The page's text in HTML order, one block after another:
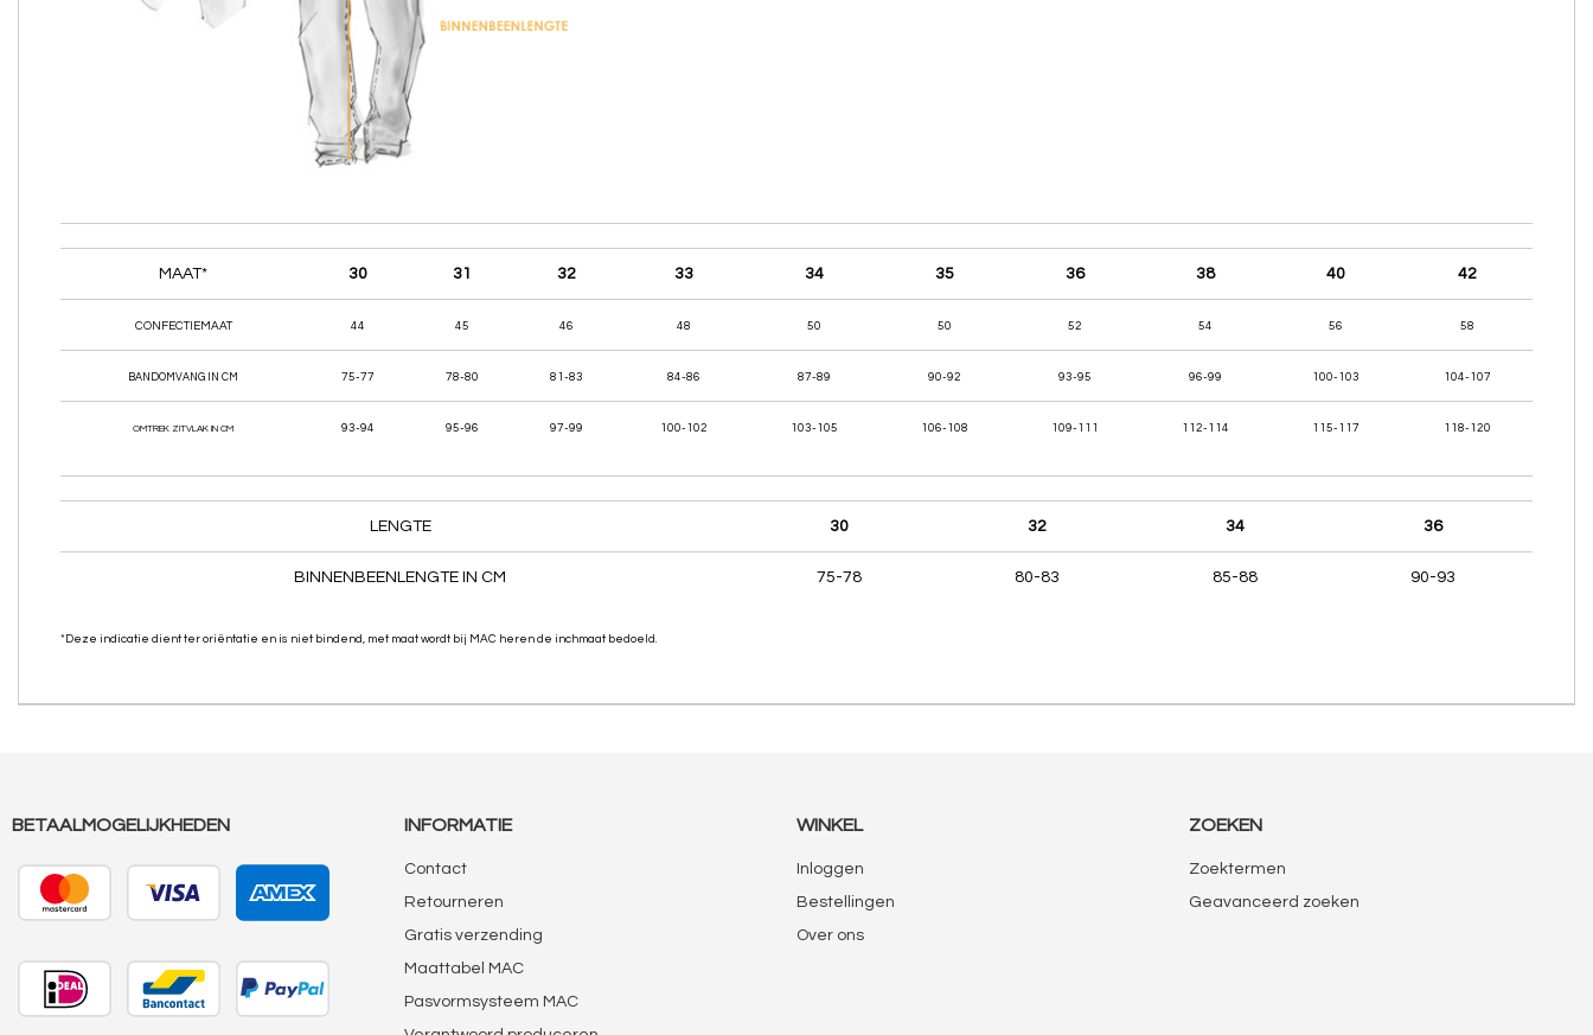
MAAT* 30 31 32 33 34 35 36 38 40 42
CONFECTIEMAAT 44 45 46 48 50 50 52 54 56 58
BANDOMVANG IN CM 75-77 78-80 81-83 84-86 87-89 90-92 93-95 96-99 100-103 104-107
OMTREK ZITVLAK IN CM 93-94 95-96 97-99 100-102 103-105 106-108 109-111 112-114 115-117 118-120
LENGTE 30 32 34 36
BINNENBEENLENGTE IN CM 75-78 80-83 85-88 90-93
*Deze indicatie dient ter oriëntatie en is niet bindend, met maat wordt bij MAC heren de inchmaat bedoeld.
BETAALMOGELIJKHEDEN INFORMATIE
Contact
Retourneren
Gratis verzending
Maattabel MAC
Pasvormsysteem MAC
WINKEL
Inloggen
Bestellingen
Over ons
ZOEKEN
Zoektermen
Geavanceerd zoeken